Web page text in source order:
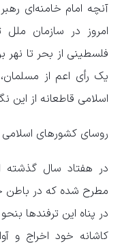
آنچه امام خامنه‌ای
امروز در سازمان
فلسطینی از بحر تا
یک رأی اعم از
اسلامی قاطعانه از این
روسای کشورهای اسلامی
در هفتاد سال گذشته
مطرح شده که در باطن
در پناه این ترفندها
کاشانه خود اخراج و